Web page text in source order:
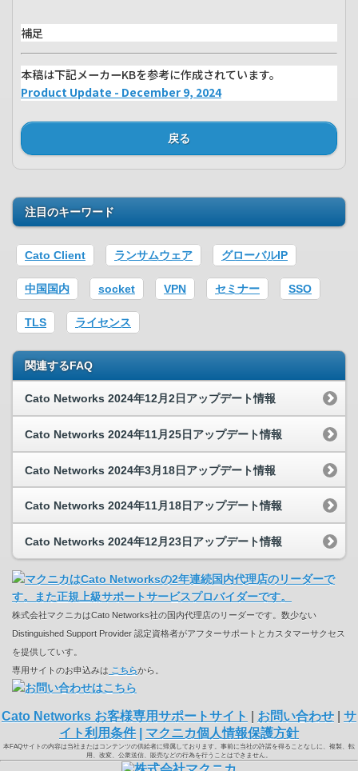
補足
本稿は下記メーカーKBを参考に作成されています。
Product Update - December 9, 2024
戻る
注目のキーワード
Cato Client ランサムウェア グローバルIP
中国国内 socket VPN セミナー SSO
TLS ライセンス
関連するFAQ
Cato Networks 2024年12月2日アップデート情報
Cato Networks 2024年11月25日アップデート情報
Cato Networks 2024年3月18日アップデート情報
Cato Networks 2024年11月18日アップデート情報
Cato Networks 2024年12月23日アップデート情報
株式会社マクニカはCato Networks社の国内代理店のリーダーです。数少ない
Distinguished Support Provider 認定資格者がアフターサポートとカスタマーサクセス
を提供していす。
専用サイトのお申込みは こちらから。
Cato Networks お客様専用サポートサイト お問い合わせ
サ
イト利用条件| マクニカ個人情報保護方針
本FAQサイトの内容は当社またはコンテンツの供給者に帰属しております。事前に当社の許諾を得ることなしに、複製、転
用、改変、公衆送信、販売などの行為を行うことはできません。